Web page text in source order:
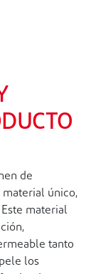
de
único,
material
tanto
los